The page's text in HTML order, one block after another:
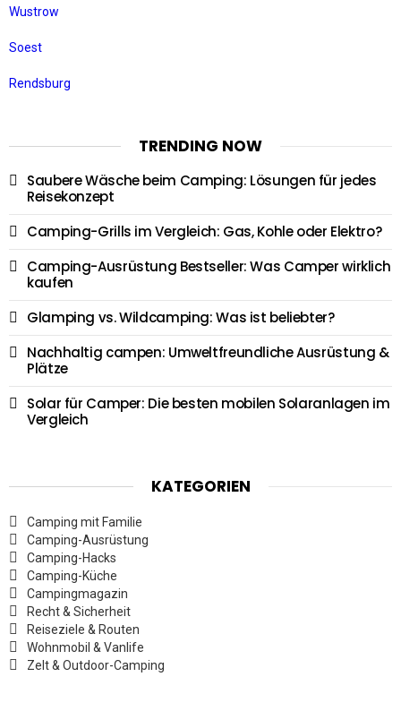
Wustrow
Soest
Rendsburg
TRENDING NOW
Saubere Wäsche beim Camping: Lösungen für jedes
Reisekonzept
Camping-Grills im Vergleich: Gas, Kohle oder Elektro?
Camping-Ausrüstung Bestseller: Was Camper wirklich
kaufen
Glamping vs. Wildcamping: Was ist beliebter?
Nachhaltig campen: Umweltfreundliche Ausrüstung &
Plätze
Solar für Camper: Die besten mobilen Solaranlagen im
Vergleich
KATEGORIEN
Camping mit Familie
Camping-Ausrüstung
Camping-Hacks
Camping-Küche
Campingmagazin
Recht & Sicherheit
Reiseziele & Routen
Wohnmobil & Vanlife
Zelt & Outdoor-Camping